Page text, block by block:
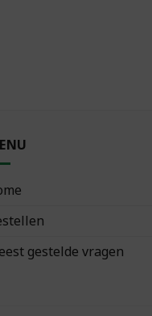
gestelde vragen